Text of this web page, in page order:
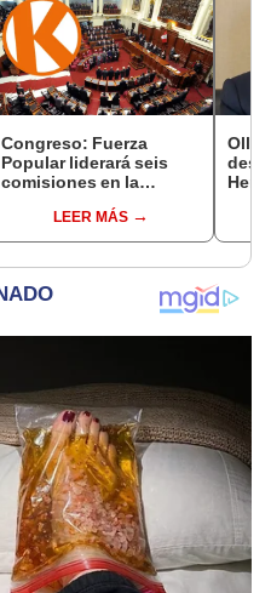
Congreso: Fuerza
Popular liderará seis
comisiones en la
LEER MÁS